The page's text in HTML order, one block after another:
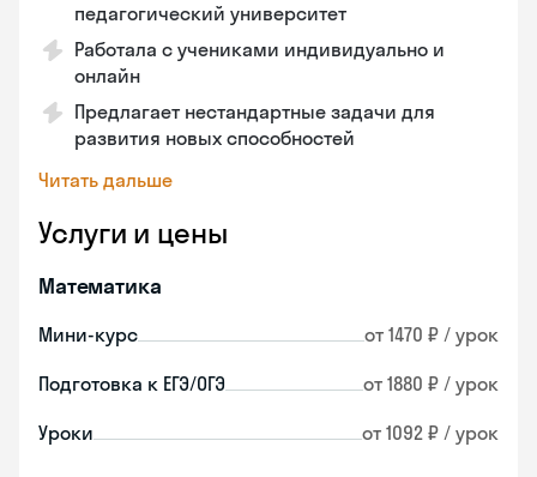
педагогический университет
Работала с учениками индивидуально и
онлайн
Предлагает нестандартные задачи для
развития новых способностей
Читать дальше
Услуги и цены
Математика
Мини-курс от 1470 ₽ / урок
Подготовка к ЕГЭ/ОГЭ от 1880 ₽ / урок
Уроки от 1092 ₽ / урок